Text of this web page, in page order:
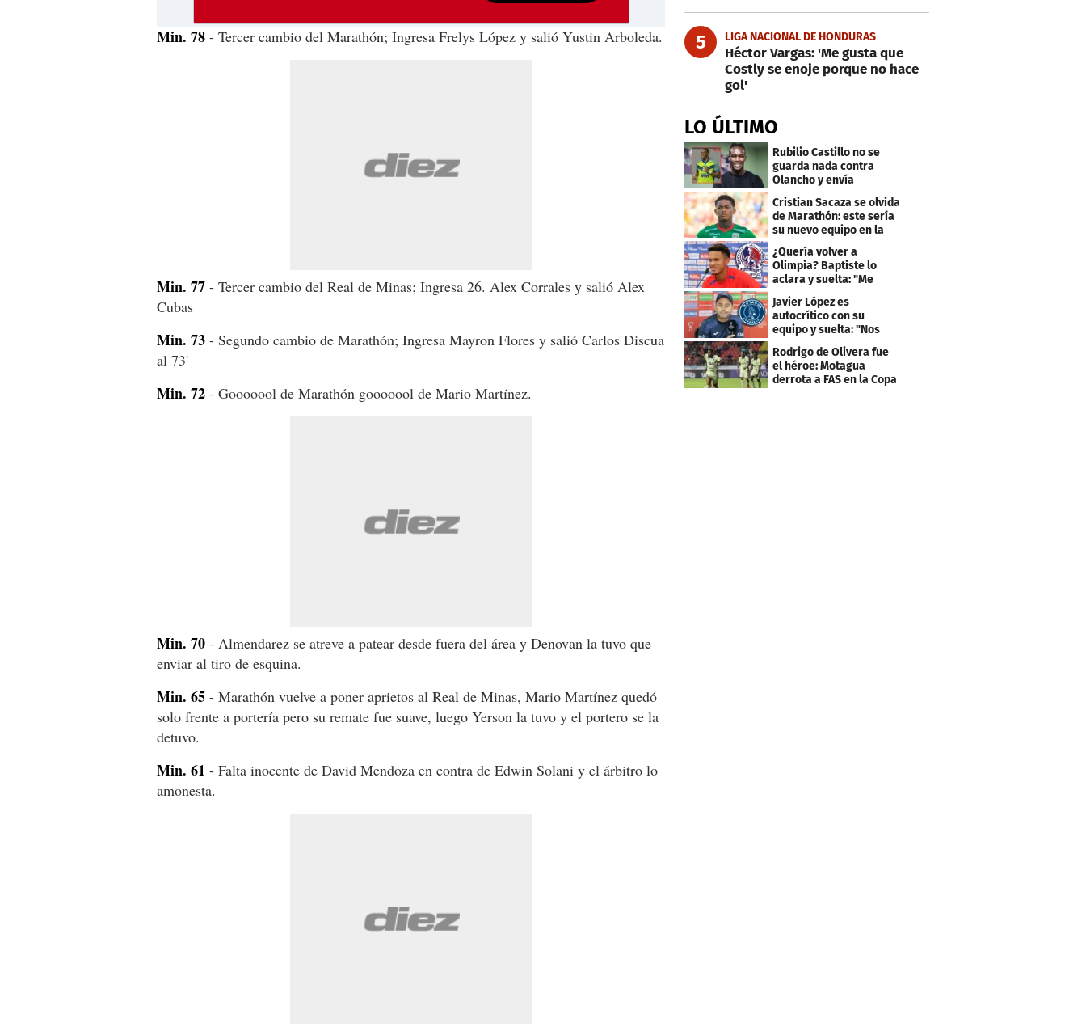
Min. 78 - Tercer cambio del Marathón; Ingresa Frelys López y salió Yustin Arboleda.
Min. 77 - Tercer cambio del Real de Minas; Ingresa 26. Alex Corrales y salió Alex
Cubas
Min. 73 - Segundo cambio de Marathón; Ingresa Mayron Flores y salió Carlos Discua
al 73'
Min. 72 - Gooooool de Marathón gooooool de Mario Martínez.
Min. 70 - Almendarez se atreve a patear desde fuera del área y Denovan la tuvo que
enviar al tiro de esquina.
Min. 65 - Marathón vuelve a poner aprietos al Real de Minas, Mario Martínez quedó
solo frente a portería pero su remate fue suave, luego Yerson la tuvo y el portero se la
detuvo.
Min. 61 - Falta inocente de David Mendoza en contra de Edwin Solani y el árbitro lo
amonesta.
5 LIGA NACIONAL DE HONDURAS
Héctor Vargas: 'Me gusta que
Costly se enoje porque no hace
gol'
LO ÚLTIMO
Rubilio Castillo no se
guarda nada contra
Olancho y envía
mensaje a Bengtson
Cristian Sacaza se olvida
de Marathón: este sería
su nuevo equipo en la
Liga Nacional
¿Quería volver a
Olimpia? Baptiste lo
aclara y suelta: "Me
faltaba un equipo
grande"
Javier López es
autocrítico con su
equipo y suelta: "Nos
costó muchísimo..."
Rodrigo de Olivera fue
el héroe: Motagua
derrota a FAS en la Copa